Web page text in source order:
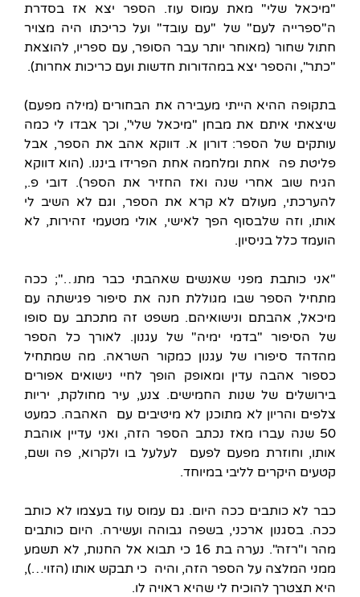
"מיכאל שלי" מאת עמוס עוז. הספר יצא אז בסדרת
ה"ספרייה לעם" של "עם עובד" ועל כריכתו היה מצויר
חתול שחור (מאוחר יותר עבר הסופר, עם ספריו, להוצאת
"כתר", והספר יצא במהדורות חדשות ועם כריכות אחרות).
בתקופה ההיא הייתי מעבירה את הבחורים (מילה מפעם)
שיצאתי איתם את מבחן "מיכאל שלי", וכך אבדו לי כמה
עותקים של הספר: דורון א. דווקא אהב את הספר, אבל
פליטת פה אחת ומלחמה אחת הפרידו ביננו. (הוא דווקא
הגיח שוב אחרי שנה ואז החזיר את הספר). דובי פ.,
להערכתי, מעולם לא קרא את הספר, וגם לא השיב לי
אותו, וזה שלבסוף הפך לאישי, אולי מטעמי זהירות, לא
הועמד כלל בניסיון.
"אני כותבת מפני שאנשים שאהבתי כבר מתו…"; ככה
מתחיל הספר שבו מגוללת חנה את סיפור פגישתה עם
מיכאל, אהבתם ונישואיהם. משפט זה מתכתב עם סופו
של הסיפור "בדמי ימיה" של עגנון. לאורך כל הספר
מהדהד סיפורו של עגנון כמקור השראה. מה שמתחיל
כספור אהבה עדין ומאופק הופך לחיי נישואים אפורים
בירושלים של שנות החמישים. צנע, עיר מחולקת, יריות
צלפים והריון לא מתוכנן לא מיטיבים עם האהבה. כמעט
50 שנה עברו מאז נכתב הספר הזה, ואני עדיין אוהבת
אותו, וחוזרת מפעם לפעם לעלעל בו ולקרוא, פה ושם,
קטעים היקרים לליבי במיוחד.
כבר לא כותבים ככה היום. גם עמוס עוז בעצמו לא כותב
ככה. בסגנון ארכני, בשפה גבוהה ועשירה. היום כותבים
מהר ו"רזה". נערה בת 16 כי תבוא אל החנות, לא תשמע
ממני המלצה על הספר הזה, והיה כי תבקש אותו (הזוי…),
היא תצטרך להוכיח לי שהיא ראויה לו.